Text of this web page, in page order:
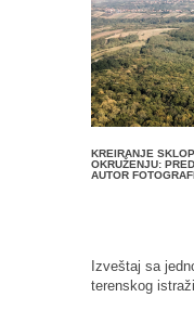
KREIRANJE
OKRUŽENJU:
AUTOR
Izveštaj sa
terenskog